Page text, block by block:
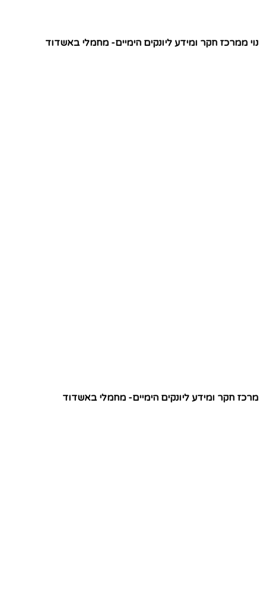
נוי ממרכז חקר ומידע ליונקים הימיים- מחמלי באשדוד
מרכז חקר ומידע ליונקים הימיים- מחמלי באשדוד